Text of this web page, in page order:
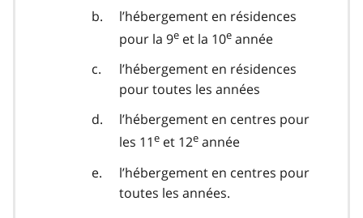
l’hébergement en résidences
pour la 9e et la 10e année
l’hébergement en résidences
pour toutes les années
l’hébergement en centres pour
les 11e et 12e année
l’hébergement en centres pour
toutes les années.